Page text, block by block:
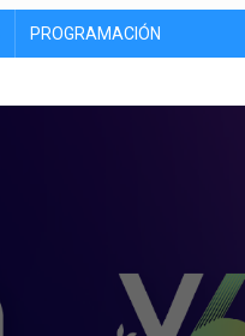
PROGRAMACIÓN